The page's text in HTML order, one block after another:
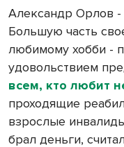
Александр Орлов -
Большую часть
любимому хобби -
удовольствием
всем, кто любит
проходящие
взрослые
брал деньги,